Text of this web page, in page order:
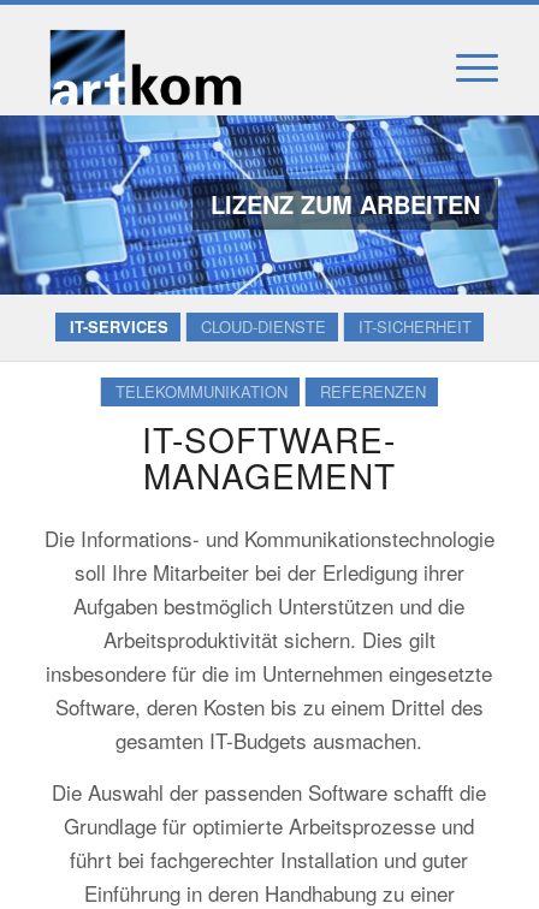
LIZENZ ZUM ARBEITEN
IT-SERVICES CLOUD-DIENSTE IT-SICHERHEIT
TELEKOMMUNIKATION REFERENZEN
IT-SOFTWARE-
MANAGEMENT
Die Informations- und Kommunikationstechnologie
soll Ihre Mitarbeiter bei der Erledigung ihrer
Aufgaben bestmöglich Unterstützen und die
Arbeitsproduktivität sichern. Dies gilt
insbesondere für die im Unternehmen eingesetzte
Software, deren Kosten bis zu einem Drittel des
gesamten IT-Budgets ausmachen.
Die Auswahl der passenden Software schafft die
Grundlage für optimierte Arbeits­prozesse und
führt bei fachgerechter Installation und guter
Einführung in deren Handhabung zu einer